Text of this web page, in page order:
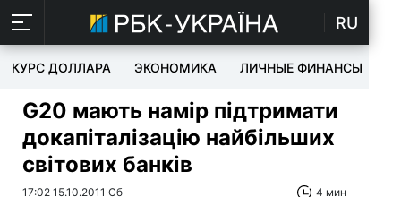
RU
КУРС ДОЛЛАРА ЭКОНОМИКА ЛИЧНЫЕ ФИНАНСЫ
G20 мають намір підтримати
докапіталізацію найбільших
світових банків
17:02 15.10.2011 Сб 4 мин